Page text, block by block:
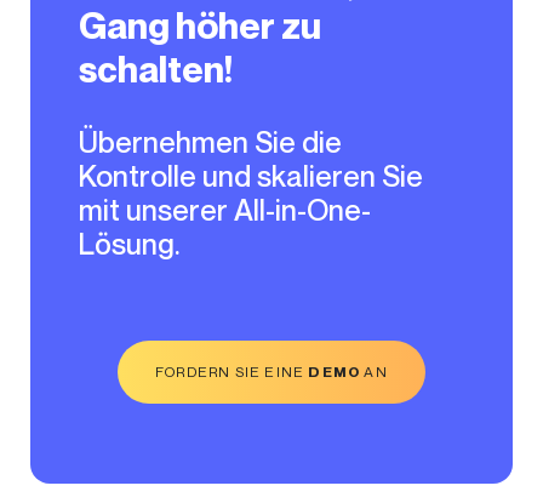
Gang höher zu
schalten!
Übernehmen Sie die
Kontrolle und skalieren Sie
mit unserer All-in-One-
Lösung.
FORDERN SIE EINE DEMO AN